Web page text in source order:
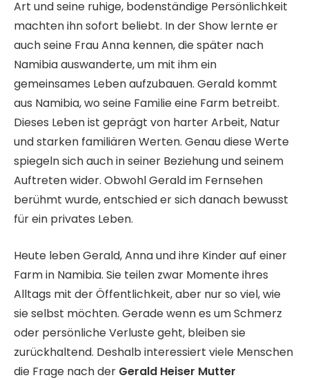
Art und seine ruhige, bodenständige Persönlichkeit
machten ihn sofort beliebt. In der Show lernte er
auch seine Frau Anna kennen, die später nach
Namibia auswanderte, um mit ihm ein
gemeinsames Leben aufzubauen. Gerald kommt
aus Namibia, wo seine Familie eine Farm betreibt.
Dieses Leben ist geprägt von harter Arbeit, Natur
und starken familiären Werten. Genau diese Werte
spiegeln sich auch in seiner Beziehung und seinem
Auftreten wider. Obwohl Gerald im Fernsehen
berühmt wurde, entschied er sich danach bewusst
für ein privates Leben.
Heute leben Gerald, Anna und ihre Kinder auf einer
Farm in Namibia. Sie teilen zwar Momente ihres
Alltags mit der Öffentlichkeit, aber nur so viel, wie
sie selbst möchten. Gerade wenn es um Schmerz
oder persönliche Verluste geht, bleiben sie
zurückhaltend. Deshalb interessiert viele Menschen
die Frage nach der Gerald Heiser Mutter